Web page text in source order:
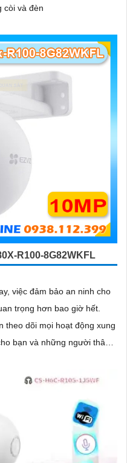
còi và đèn
R100-8G82WKFL
việc đảm bảo an ninh cho
trọng hơn bao giờ hết.
theo dõi mọi hoạt động xung
bạn và những người thân